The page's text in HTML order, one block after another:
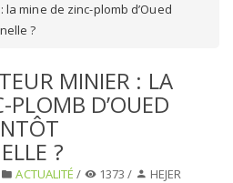
mine de zinc-plomb d’Oued
?
MINIER : LA
PLOMB D’OUED
?
ACTUALITÉ / 1373 / HEJER